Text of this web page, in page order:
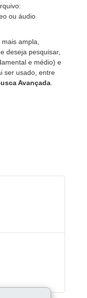
ou áudio
ampla,
deseja pesquisar,
e médio) e
ser usado, entre
Avançada